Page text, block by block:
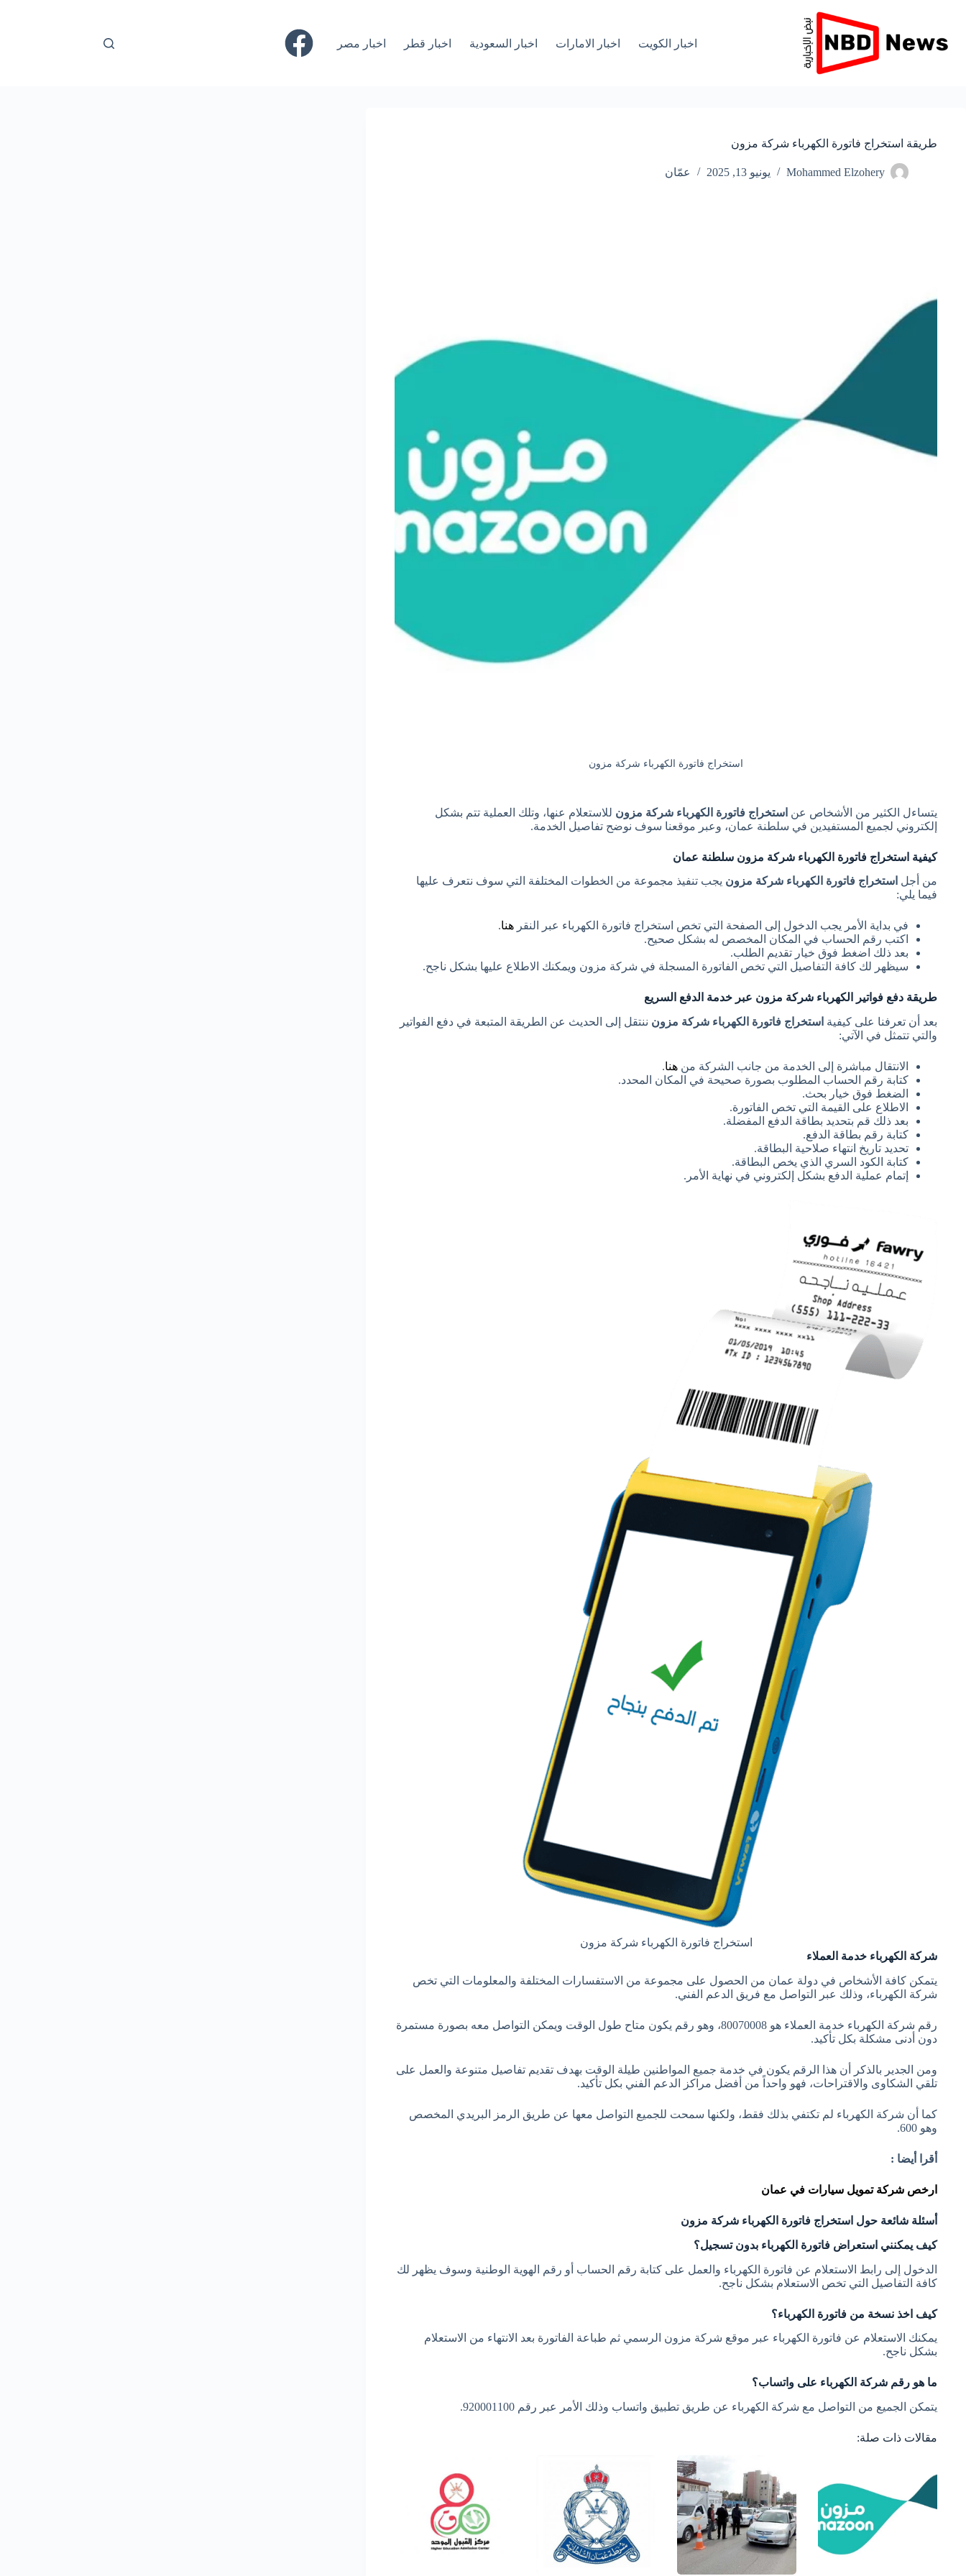
اخبار الكويت اخبار الامارات اخبار السعودية اخبار قطر اخبار مصر
طريقة استخراج فاتورة الكهرباء شركة مزون
Mohammed Elzohery يونيو 13, 2025 عمّان
استخراج فاتورة الكهرباء شركة مزون
يتساءل الكثير من الأشخاص عن استخراج فاتورة الكهرباء شركة مزون للاستعلام عنها، وتلك العملية تتم بشكل
إلكتروني لجميع المستفيدين في سلطنة عمان، وعبر موقعنا سوف نوضح تفاصيل الخدمة.
كيفية استخراج فاتورة الكهرباء شركة مزون سلطنة عمان
من أجل استخراج فاتورة الكهرباء شركة مزون يجب تنفيذ مجموعة من الخطوات المختلفة التي سوف نتعرف عليها
فيما يلي:
في بداية الأمر يجب الدخول إلى الصفحة التي تخص استخراج فاتورة الكهرباء عبر النقر هنا.
اكتب رقم الحساب في المكان المخصص له بشكل صحيح.
بعد ذلك اضغط فوق خيار تقديم الطلب.
سيظهر لك كافة التفاصيل التي تخص الفاتورة المسجلة في شركة مزون ويمكنك الاطلاع عليها بشكل ناجح.
طريقة دفع فواتير الكهرباء شركة مزون عبر خدمة الدفع السريع
بعد أن تعرفنا على كيفية استخراج فاتورة الكهرباء شركة مزون ننتقل إلى الحديث عن الطريقة المتبعة في دفع الفواتير
والتي تتمثل في الآتي:
الانتقال مباشرة إلى الخدمة من جانب الشركة من هنا.
كتابة رقم الحساب المطلوب بصورة صحيحة في المكان المحدد.
الضغط فوق خيار بحث.
الاطلاع على القيمة التي تخص الفاتورة.
بعد ذلك قم بتحديد بطاقة الدفع المفضلة.
كتابة رقم بطاقة الدفع.
تحديد تاريخ انتهاء صلاحية البطاقة.
كتابة الكود السري الذي يخص البطاقة.
إتمام عملية الدفع بشكل إلكتروني في نهاية الأمر.
استخراج فاتورة الكهرباء شركة مزون
شركة الكهرباء خدمة العملاء
يتمكن كافة الأشخاص في دولة عمان من الحصول على مجموعة من الاستفسارات المختلفة والمعلومات التي تخص
شركة الكهرباء، وذلك عبر التواصل مع فريق الدعم الفني.
رقم شركة الكهرباء خدمة العملاء هو 80070008، وهو رقم يكون متاح طول الوقت ويمكن التواصل معه بصورة مستمرة
دون أدنى مشكلة بكل تأكيد.
ومن الجدير بالذكر أن هذا الرقم يكون في خدمة جميع المواطنين طيلة الوقت بهدف تقديم تفاصيل متنوعة والعمل على
تلقي الشكاوى والاقتراحات، فهو واحداً من أفضل مراكز الدعم الفني بكل تأكيد.
كما أن شركة الكهرباء لم تكتفي بذلك فقط، ولكنها سمحت للجميع التواصل معها عن طريق الرمز البريدي المخصص
وهو 600.
أقرا أيضا :
ارخص شركة تمويل سيارات في عمان
أسئلة شائعة حول استخراج فاتورة الكهرباء شركة مزون
كيف يمكنني استعراض فاتورة الكهرباء بدون تسجيل؟
الدخول إلى رابط الاستعلام عن فاتورة الكهرباء والعمل على كتابة رقم الحساب أو رقم الهوية الوطنية وسوف يظهر لك
كافة التفاصيل التي تخص الاستعلام بشكل ناجح.
كيف اخذ نسخة من فاتورة الكهرباء؟
يمكنك الاستعلام عن فاتورة الكهرباء عبر موقع شركة مزون الرسمي ثم طباعة الفاتورة بعد الانتهاء من الاستعلام
بشكل ناجح.
ما هو رقم شركة الكهرباء على واتساب؟
يتمكن الجميع من التواصل مع شركة الكهرباء عن طريق تطبيق واتساب وذلك الأمر عبر رقم 920001100.
مقالات ذات صلة: